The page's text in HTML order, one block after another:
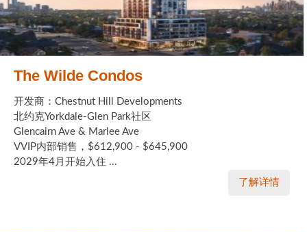
The Wilde Condos
开发商：Chestnut Hill Developments
北约克Yorkdale-Glen Park社区
Glencairn Ave & Marlee Ave
VVIP内部销售，$612,900 - $645,900
2029年4月开始入住 ...
了解详情